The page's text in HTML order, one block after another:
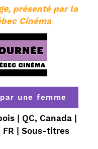
, présenté par la
Cinéma
une femme
| QC, Canada |
FR | Sous-titres